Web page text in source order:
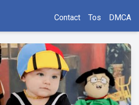
Contact Tos DMCA